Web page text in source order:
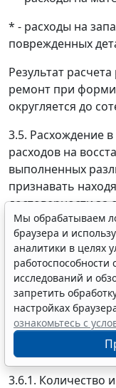
* - расходы на
поврежденных
Результат
ремонт при
округляется до
3.5. Расхождение
расходов на
выполненных
признавать
достоверности за
если оно не
предел
проведения
использованием
употреблении.
3.6. Расчет
осуществляется
3.6.1. Количество
Мы обрабатываем
браузера и
аналитики в целях
работоспособности
исследований и
запретить
настройках
ознакомьтесь с